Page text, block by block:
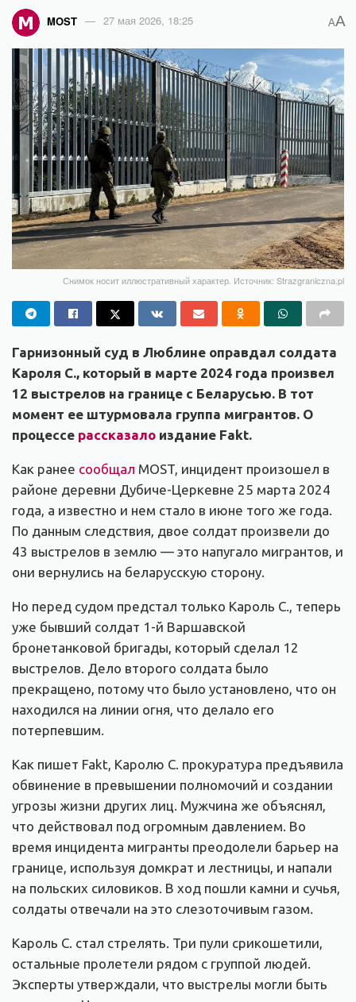
MOST 27 мая 2026, 18:25 AA
Снимок носит иллюстративный характер. Источник: Strazgraniczna.pl
Гарнизонный суд в Люблине оправдал солдата
Кароля С., который в марте 2024 года произвел
12 выстрелов на границе с Беларусью. В тот
момент ее штурмовала группа мигрантов. О
процессе рассказало издание Fakt.
Как ранее сообщал MOST, инцидент произошел в
районе деревни Дубиче-Церкевне 25 марта 2024
года, а известно и нем стало в июне того же года.
По данным следствия, двое солдат произвели до
43 выстрелов в землю — это напугало мигрантов, и
они вернулись на беларусскую сторону.
Но перед судом предстал только Кароль С., теперь
уже бывший солдат 1-й Варшавской
бронетанковой бригады, который сделал 12
выстрелов. Дело второго солдата было
прекращено, потому что было установлено, что он
находился на линии огня, что делало его
потерпевшим.
Как пишет Fakt, Каролю С. прокуратура предъявила
обвинение в превышении полномочий и создании
угрозы жизни других лиц. Мужчина же объяснял,
что действовал под огромным давлением. Во
время инцидента мигранты преодолели барьер на
границе, используя домкрат и лестницы, и напали
на польских силовиков. В ход пошли камни и сучья,
солдаты отвечали на это слезоточивым газом.
Кароль С. стал стрелять. Три пули срикошетили,
остальные пролетели рядом с группой людей.
Эксперты утверждали, что выстрелы могли быть